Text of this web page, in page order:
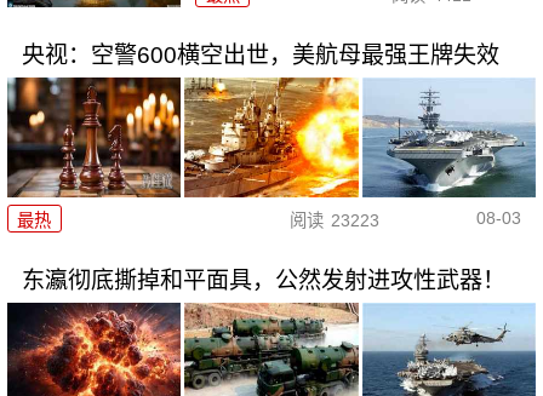
央视：空警600横空出世，美航母最强王牌失效
最热 阅读 23223 08-03
东瀛彻底撕掉和平面具，公然发射进攻性武器！